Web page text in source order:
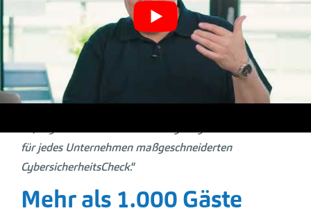
wir, dass auch kleine und mittlere Unternehmen
betroffen sind. Ihnen widerfahren verstärkt
Ausspähungen und Erpressungen mittels Attacken auf
Computernetze, Software und Hardware. Wir bieten
unseren Mitgliedsunternehmen unterschiedliche
für jedes Unternehmen maßgeschneiderten
CybersicherheitsCheck.“
Mehr als 1.000 Gäste